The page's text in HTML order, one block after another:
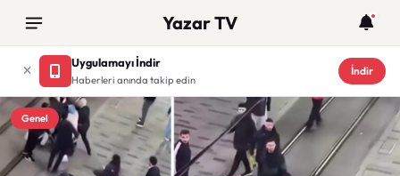
Yazar TV
Uygulamayı İndir
Haberleri anında takip edin
İndir
Genel